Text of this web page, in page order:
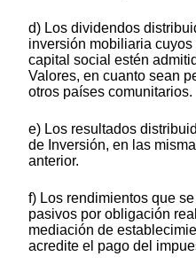
d) Los dividendos
inversión mobiliaria
capital social estén
Valores, en cuanto sean
otros países comunitarios.
e) Los resultados
de Inversión, en las
anterior.
f) Los rendimientos que
pasivos por obligación
mediación de
acredite el pago del